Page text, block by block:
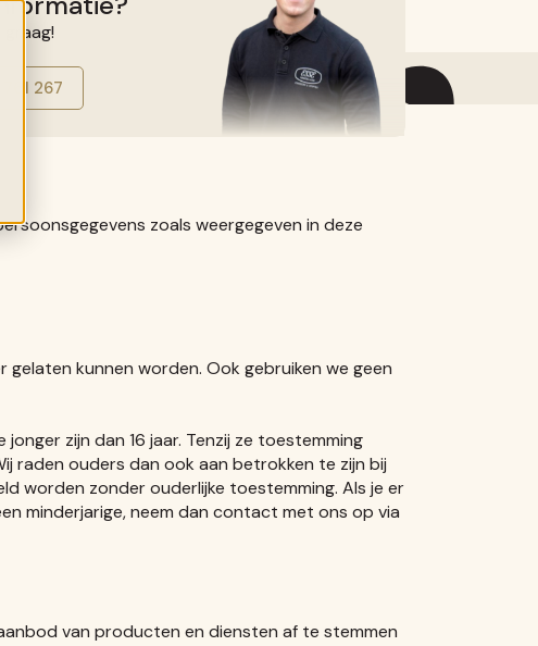
ServiceContact Showroom afspraak
graag!
761 267
zoals weergegeven in deze
kunnen worden. Ook gebruiken we geen
zijn dan 16 jaar. Tenzij ze toestemming
raden ouders dan ook aan betrokken te zijn bij
worden zonder ouderlijke toestemming. Als je er
minderjarige, neem dan contact met ons op via
van producten en diensten af te stemmen